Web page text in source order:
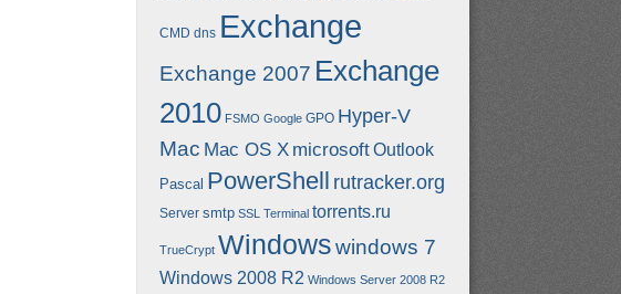
CMD dns Exchange
Exchange 2007 Exchange
2010 FSMO Google GPO Hyper-V
Mac Mac OS X microsoftOutlook
Pascal PowerShell rutracker.org
Server smtp SSL Terminal torrents.ru
TrueCrypt Windowswindows 7
Windows 2008 R2 Windows Server 2008 R2